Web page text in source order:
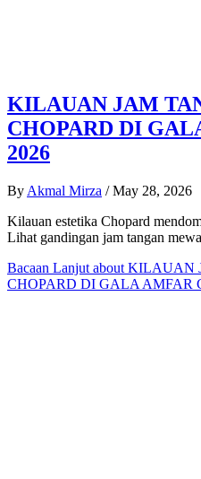
KILAUAN JAM
CHOPARD DI
2026
By Akmal Mirza / May 28, 2026
Kilauan estetika Chopard
Lihat gandingan jam tangan
Bacaan Lanjut about KILAUAN
CHOPARD DI GALA AMFAR